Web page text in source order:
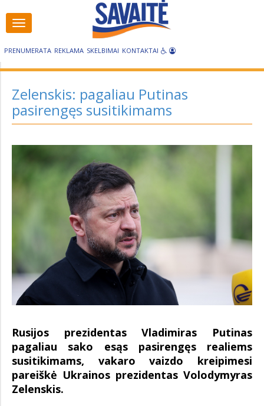
PRENUMERATA REKLAMA SKELBIMAI KONTAKTAI
Visos
kategorijos
Zelenskis: pagaliau Putinas
pasirengęs susitikimams
Rusijos prezidentas Vladimiras Putinas
pagaliau sako esąs pasirengęs realiems
susitikimams, vakaro vaizdo kreipimesi
pareiškė Ukrainos prezidentas Volodymyras
Zelenskis.
Visos
kategorijos